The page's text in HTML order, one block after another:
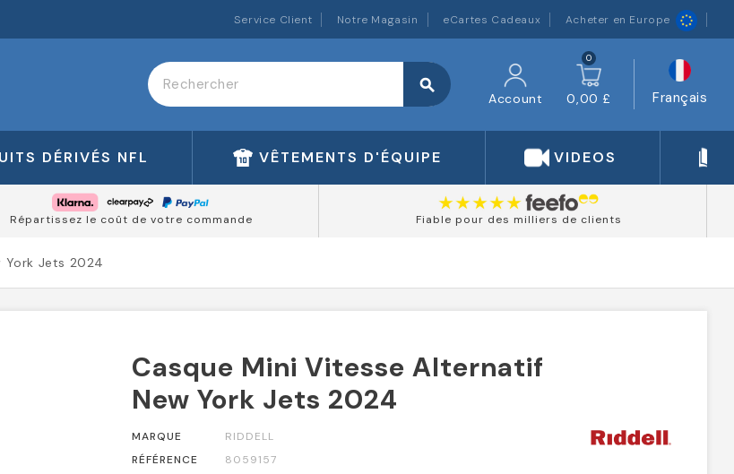
Service Client Notre Magasin eCartes Cadeaux Acheter en Europe
search
Account
0
0,00 £ Français
DÉRIVÉS NFL VÊTEMENTS D'ÉQUIPE VIDEOS
Répartissez le coût de votre commande Fiable pour des milliers de clients
York Jets 2024
Casque Mini Vitesse Alternatif
New York Jets 2024
MARQUE
RIDDELL
RÉFÉRENCE
8059157